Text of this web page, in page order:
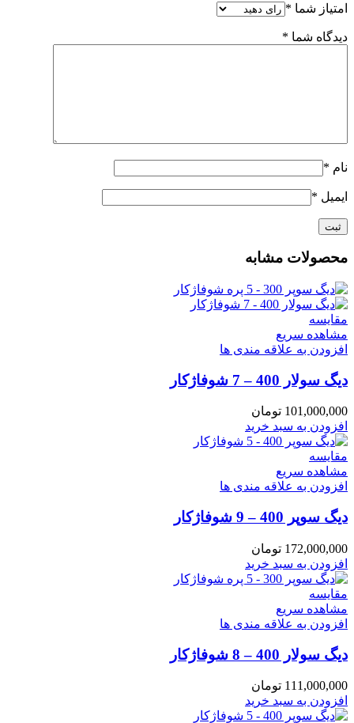
امتیاز شما *
دیدگاه شما *
نام *
ایمیل *
محصولات مشابه
مقایسه
مشاهده سریع
افزودن به علاقه مندی ها
دیگ سولار 400 – 7 شوفاژکار
101,000,000 تومان
افزودن به سبد خرید
مقایسه
مشاهده سریع
افزودن به علاقه مندی ها
دیگ سوپر 400 – 9 شوفاژکار
172,000,000 تومان
افزودن به سبد خرید
مقایسه
مشاهده سریع
افزودن به علاقه مندی ها
دیگ سولار 400 – 8 شوفاژکار
111,000,000 تومان
افزودن به سبد خرید